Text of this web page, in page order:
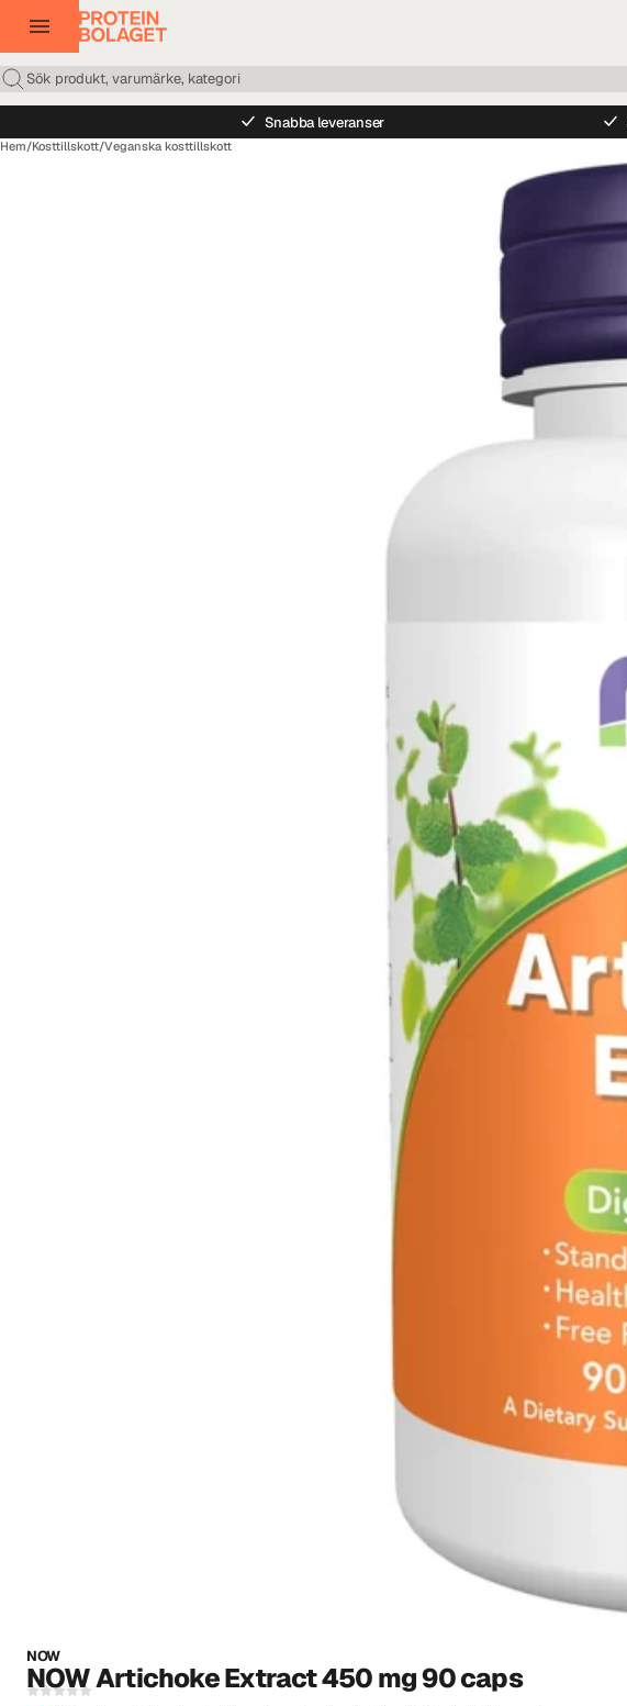
Snabba leveranser
Hem/Kosttillskott/Veganska kosttillskott
NOW
NOW Artichoke Extract 450 mg 90 caps